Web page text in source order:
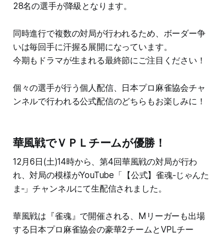
28名の選手が降級となります。
同時進行で複数の対局が行われるため、ボーダー争
いは毎回手に汗握る展開になっています。
今期もドラマが生まれる最終節にご注目ください！
個々の選手が行う個人配信、日本プロ麻雀協会チャ
ンネルで行われる公式配信のどちらもお楽しみに！
華風戦でＶＰＬチームが優勝！
12月6日(土)14時から、第4回華風戦の対局が行わ
れ、対局の模様がYouTube「【公式】雀魂‐じゃんた
ま‐」チャンネルにて生配信されました。
華風戦は『雀魂』で開催される、Mリーガーも出場
する日本プロ麻雀協会の豪華2チームとVPLチー